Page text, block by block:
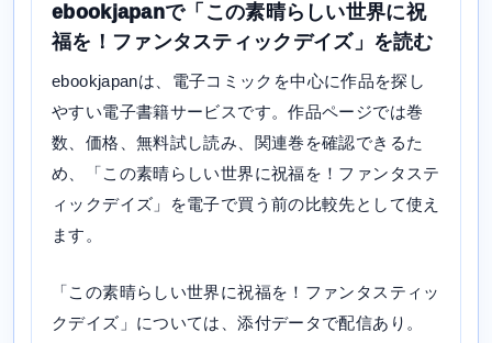
ebookjapanで「この素晴らしい世界に祝
福を！ファンタスティックデイズ」を読む
ebookjapanは、電子コミックを中心に作品を探し
やすい電子書籍サービスです。作品ページでは巻
数、価格、無料試し読み、関連巻を確認できるた
め、「この素晴らしい世界に祝福を！ファンタステ
ィックデイズ」を電子で買う前の比較先として使え
ます。
「この素晴らしい世界に祝福を！ファンタスティッ
クデイズ」については、添付データで配信あり。